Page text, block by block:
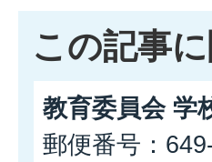
この記事
教育委員会 学
郵便番号：